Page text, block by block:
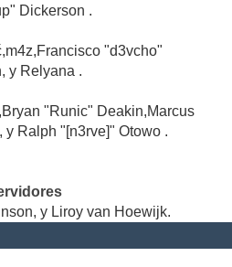
Dickerson .
"d3vcho"
y Relyana .
"Runic" Deakin,Marcus
y Ralph "[n3rve]" Otowo .
y Liroy van Hoewijk.